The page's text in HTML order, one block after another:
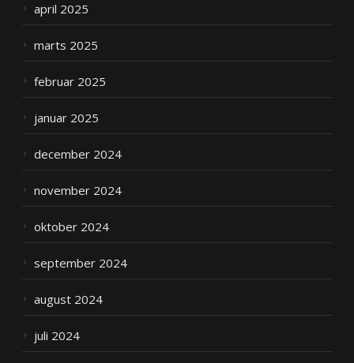
april 2025
marts 2025
februar 2025
januar 2025
december 2024
november 2024
oktober 2024
september 2024
august 2024
juli 2024